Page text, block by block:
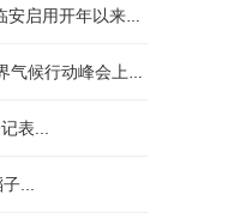
年以来最大光伏项目...
的光伏设备！全面停止新建境外燃煤电厂！...
表...
子...